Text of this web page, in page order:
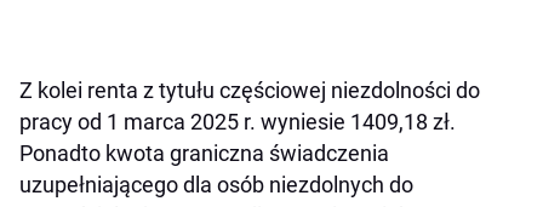
Z kolei renta z tytułu częściowej niezdolności do
pracy od 1 marca 2025 r. wyniesie 1409,18 zł.
Ponadto kwota graniczna świadczenia
uzupełniającego dla osób niezdolnych do